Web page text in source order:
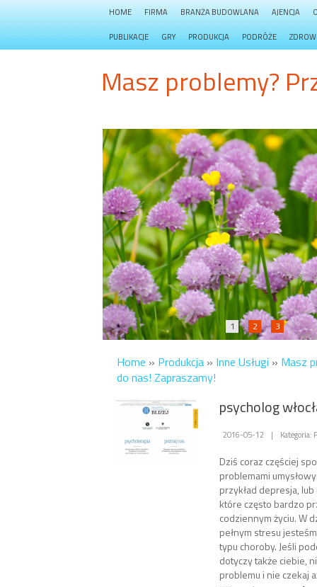
HOME FIRMA BRANŻA BUDOWLANA AJENCJA
PUBLIKACJE GRY PRODUKCJA PODRÓŻE
Masz problemy?
1 2 3
Home » Produkcja » Inne Usługi » Masz
do nas! Zapraszamy!
psycholog
2016-05-12 | Kategoria:
Dziś coraz częściej
problemami
przykład depresja,
które często bardzo
codziennym życiu. W
pełnym stresu
typu choroby. Jeśli
dotyczy także ciebie,
problemu i nie czekaj